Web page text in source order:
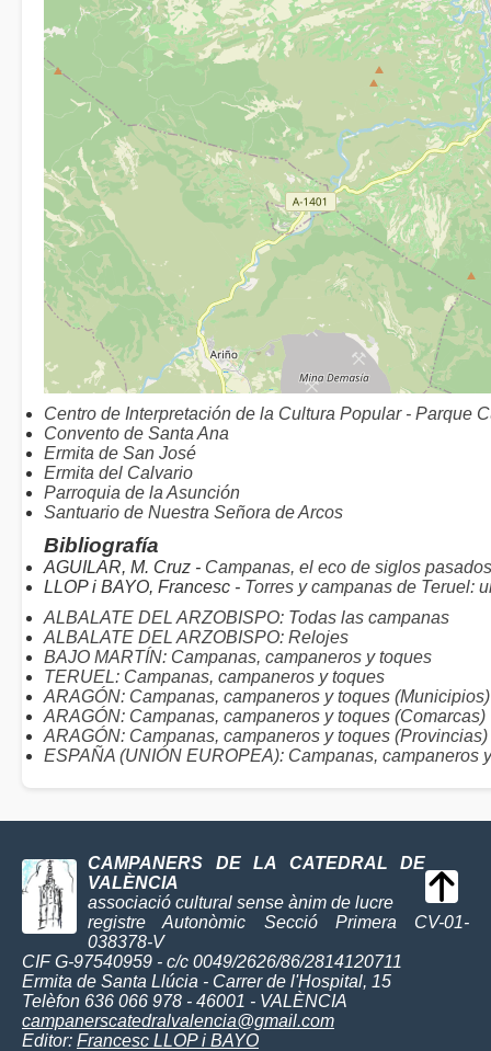
Centro de Interpretación de la Cultura Popular - Parque
Convento de Santa Ana
Ermita de San José
Ermita del Calvario
Parroquia de la Asunción
Santuario de Nuestra Señora de Arcos
Bibliografía
AGUILAR, M. Cruz - Campanas, el eco de siglos pasados
LLOP i BAYO, Francesc - Torres y campanas de Teruel:
ALBALATE DEL ARZOBISPO: Todas las campanas
ALBALATE DEL ARZOBISPO: Relojes
BAJO MARTÍN: Campanas, campaneros y toques
TERUEL: Campanas, campaneros y toques
ARAGÓN: Campanas, campaneros y toques (Municipios)
ARAGÓN: Campanas, campaneros y toques (Comarcas)
ARAGÓN: Campanas, campaneros y toques (Provincias)
ESPAÑA (UNIÓN EUROPEA): Campanas, campaneros
CAMPANERS DE LA CATEDRAL DE
VALÈNCIA
associació cultural sense ànim de lucre
registre Autonòmic Secció Primera CV-01-
038378-V
CIF G-97540959 - c/c 0049/2626/86/2814120711
Ermita de Santa Llúcia - Carrer de l'Hospital, 15
Telèfon 636 066 978 - 46001 - VALÈNCIA
campanerscatedralvalencia@gmail.com
Editor: Francesc LLOP i BAYO